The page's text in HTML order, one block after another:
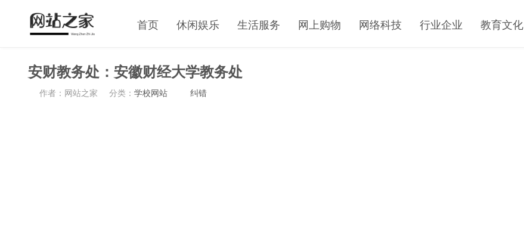
首页 休闲娱乐 生活服务 网上购物 网络科技 行业企业 教育文化
安财教务处：安徽财经大学教务处
作者：网站之家 分类： 学校网站 纠错